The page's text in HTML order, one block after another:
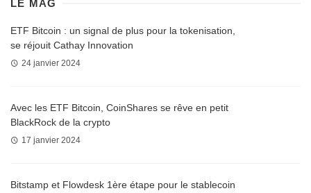
LE MAG
ETF Bitcoin : un signal de plus pour la tokenisation,
se réjouit Cathay Innovation
24 janvier 2024
Avec les ETF Bitcoin, CoinShares se rêve en petit
BlackRock de la crypto
17 janvier 2024
Bitstamp et Flowdesk 1ère étape pour le stablecoin